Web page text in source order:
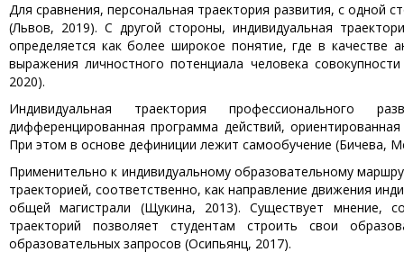
Для сравнения, персональная траектория развития, с одной
(Львов, 2019). С другой стороны, индивидуальная
определяется как более широкое понятие, где в качестве
выражения личностного потенциала человека
2020).
Индивидуальная траектория профессионального
дифференцированная программа действий,
При этом в основе дефиниции лежит самообучение (Бичева,
Применительно к индивидуальному образовательному
траекторией, соответственно, как направление движения
общей магистрали (Щукина, 2013). Существует мнение,
траекторий позволяет студентам строить свои
образовательных запросов (Осипьянц, 2017).